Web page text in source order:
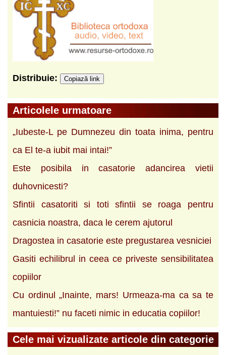
Distribuie: Copiază link
Articolele urmatoare
„Iubeste-L pe Dumnezeu din toata inima, pentru
ca El te-a iubit mai intai!”
Este posibila in casatorie adancirea vietii
duhovnicesti?
Sfintii casatoriti si toti sfintii se roaga pentru
casnicia noastra, daca le cerem ajutorul
Dragostea in casatorie este pregustarea vesniciei
Gasiti echilibrul in ceea ce priveste sensibilitatea
copiilor
Cu ordinul „Inainte, mars! Urmeaza-ma ca sa te
mantuiesti!” nu faceti nimic in educatia copiilor!
Cele mai vizualizate articole din categorie